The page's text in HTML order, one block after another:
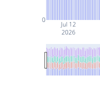
Jul 12
2026
0